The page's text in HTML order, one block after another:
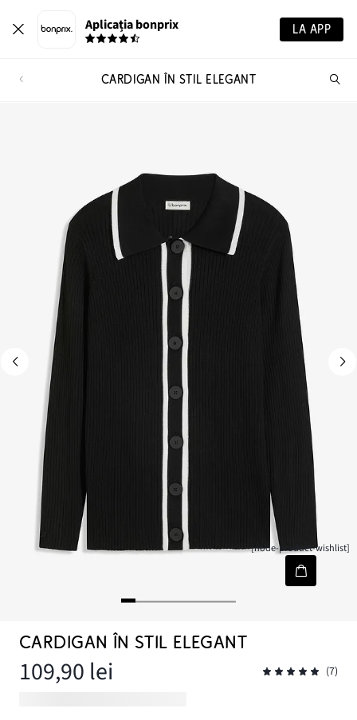
Aplicația bonprix LA APP
CARDIGAN ÎN STIL ELEGANT
[node-product-wishlist]
CARDIGAN ÎN STIL ELEGANT
109,90 lei (7)